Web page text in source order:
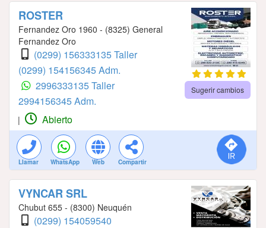
ROSTER
Fernandez Oro 1960 - (8325) General
Fernandez Oro
(0299) 156333135 Taller
(0299) 154156345 Adm.
2996333135 Taller
2994156345 Adm.
Sugerir cambios
| Abierto
Llamar WhatsApp Web Compartir
VYNCAR SRL
Chubut 655 - (8300) Neuquén
(0299) 154059540